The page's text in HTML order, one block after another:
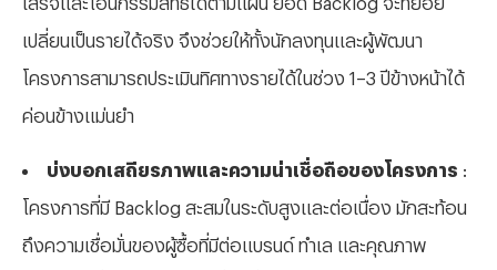
เปลี่ยนเป็นรายได้จริง จึงช่วยให้ทั้งนักลงทุนและผู้พัฒนา
โครงการสามารถประเมินทิศทางรายได้ในช่วง 1–3 ปีข้างหน้าได้
ค่อนข้างแม่นยำ
บ่งบอกเสถียรภาพและความน่าเชื่อถือของโครงการ
โครงการที่มี Backlog สะสมในระดับสูงและต่อเนื่อง มักสะท้อน
ถึงความเชื่อมั่นของผู้ซื้อที่มีต่อแบรนด์ ทำเล และคุณภาพ